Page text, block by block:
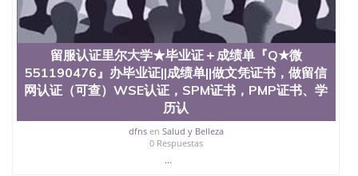
以制作美国毕业证551190476哪里可以办理澳洲毕业
证551190476留学生在哪里可以买假毕业证
551190476哪里可以办理加拿大毕业证551190476申
请学校办理假的毕业证成绩单可以吗551190476哪里
可以办理水印成绩单551190476哪里可以修改成绩单
GPA分数551190476假毕业证能查出来吗551190476
假文凭网上能查到吗551190476 如何拿到国外毕业证
QQ微信551190476办假大学毕业证QQ微信551190476
国外毕业证去哪认证QQ微信551190476找毕业证封皮
QQ微信551190476国外毕业证外壳定制QQ微信
551190476快速代办国外毕业证QQ微信551190476快
留服认证里尔大学★毕业证＋成绩单『Q★微
551190476』办毕业证||成绩单||做文凭证书，做留信
网认证（可查）WSE认证，SPM证书，PMP证书、学
历认
dfnsen Salud y Belleza
0 Respuestas
...